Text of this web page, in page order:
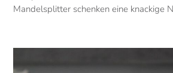
Mandelsplitter schenken eine knackige